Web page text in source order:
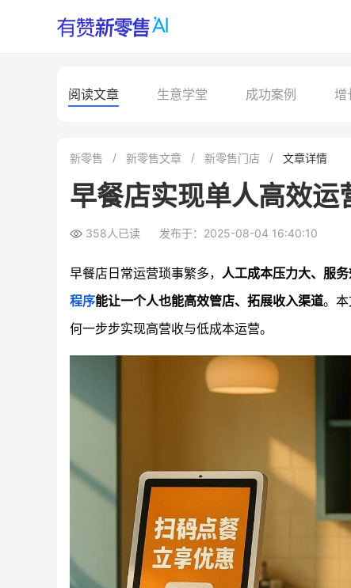
阅读文章 生意学堂 成功案例 增
新零售 新零售文章 新零售门店 文章详情
早餐店实现单人高效
358人已读 发布于：2025-08-04 16:40:10
早餐店日常运营琐事繁多， 人工成本压力大、服
程序能让一个人也能高效管店、拓展收入渠道。
何一步步实现高营收与低成本运营。